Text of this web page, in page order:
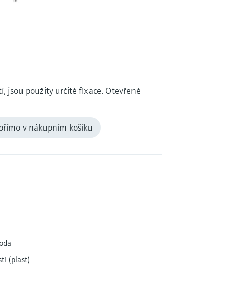
jsou použity určité fixace. Otevřené
v nákupním košíku
(plast)